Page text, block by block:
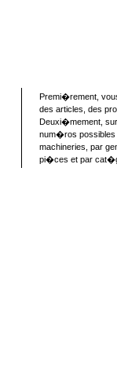
Premi�rement,
des articles, des
Deuxi�mement,
num�ros
machineries, par
pi�ces et par